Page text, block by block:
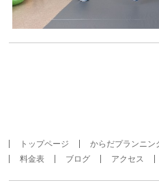
トップページ からだプランニン
料金表
ブログ アクセス